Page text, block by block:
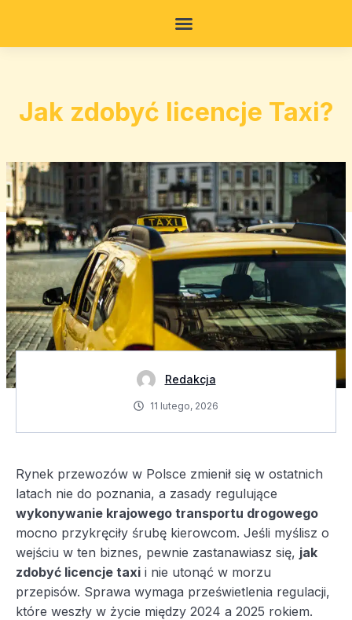
Jak zdobyć licencje Taxi?
Redakcja
11 lutego, 2026
Rynek przewozów w Polsce zmienił się w ostatnich
latach nie do poznania, a zasady regulujące
wykonywanie krajowego transportu drogowego
mocno przykręciły śrubę kierowcom. Jeśli myślisz o
wejściu w ten biznes, pewnie zastanawiasz się, jak
zdobyć licencje taxi i nie utonąć w morzu
przepisów. Sprawa wymaga prześwietlenia regulacji,
które weszły w życie między 2024 a 2025 rokiem.